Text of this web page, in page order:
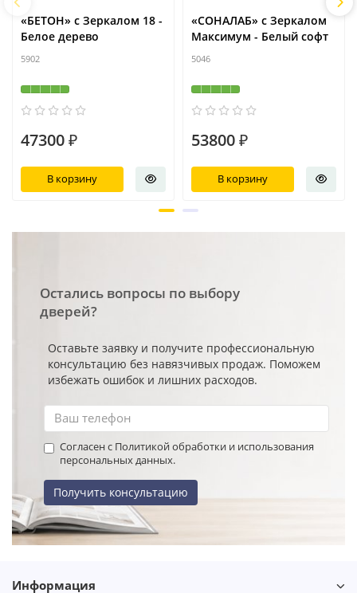
«БЕТОН» с Зеркалом 18 -
Белое дерево
5902
47300 ₽
В корзину
«СОНАЛАБ» с Зеркалом
Максимум - Белый софт
5046
53800 ₽
В корзину
Остались вопросы по выбору
дверей?
Оставьте заявку и получите профессиональную
консультацию без навязчивых продаж. Поможем
избежать ошибок и лишних расходов.
Согласен с Политикой обработки и использования
персональных данных.
Получить консультацию
Информация